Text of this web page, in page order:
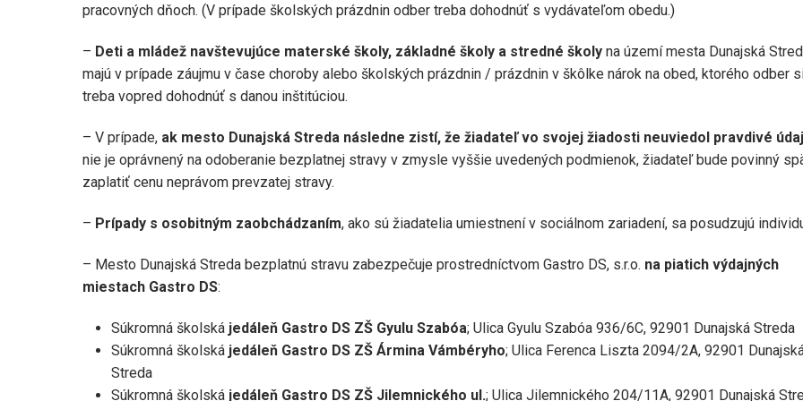
pracovných dňoch. (V prípade školských prázdnin odber treba dohodnúť s vydávateľom obedu.)
– Deti a mládež navštevujúce materské školy, základné školy a stredné školyna území mesta Dunajská
majú v prípade záujmu v čase choroby alebo školských prázdnin / prázdnin v škôlke nárok na obed, ktorého odber
treba vopred dohodnúť s danou inštitúciou.
– V prípade, ak mesto Dunajská Streda následne zistí, že žiadateľ vo svojej žiadosti neuviedol pravdivé
nie je oprávnený na odoberanie bezplatnej stravy v zmysle vyššie uvedených podmienok, žiadateľ bude povinný
zaplatiť cenu neprávom prevzatej stravy.
– Prípady s osobitným zaobchádzaním, ako sú žiadatelia umiestnení v sociálnom zariadení, sa posudzujú
– Mesto Dunajská Streda bezplatnú stravu zabezpečuje prostredníctvom Gastro DS, s.r.o. na piatich výdajných
miestach Gastro DS:
Súkromná školská jedáleň Gastro DS ZŠ Gyulu Szabóa; Ulica Gyulu Szabóa 936/6C, 92901 Dunajská Streda
Súkromná školská jedáleň Gastro DS ZŠ Ármina Vámbéryho; Ulica Ferenca Liszta 2094/2A, 92901
Streda
Súkromná školská jedáleň Gastro DS ZŠ Jilemnického ul.; Ulica Jilemnického 204/11A, 92901 Dunajská